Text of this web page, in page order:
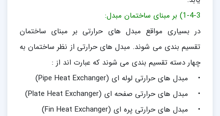
1-4-3) بر مبنای ساختمان مبدل:
در بسیاری مواقع مبدل های حرارتی بر مبنای ساختمان
تقسیم بندی می شوند. مبدل های حرارتی از نظر ساختمان به
چهار دسته تقسیم بندی می شوند که عبارت اند از :
• مبدل های حرارتی لوله ای (Pipe Heat Exchanger)
• مبدل های حرارتی صفحه ای (Plate Heat Exchanger)
• مبدل های حرارتی پره ای (Fin Heat Exchanger)